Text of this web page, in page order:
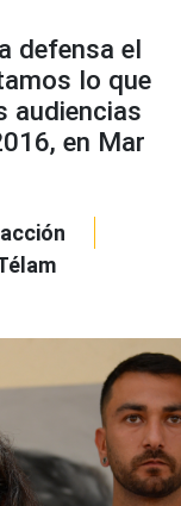
defensa el
lo que
audiencias
en Mar